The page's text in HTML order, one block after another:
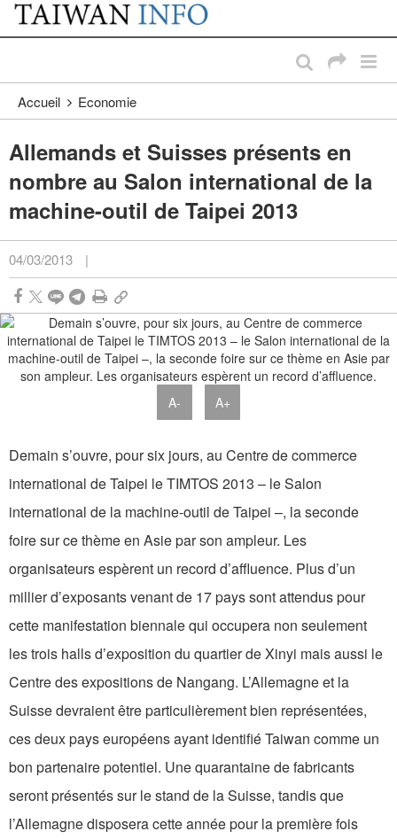
Passer au contenu principal
:::
Accueil Economie
Allemands et Suisses présents en
nombre au Salon international de la
machine-outil de Taipei 2013
04/03/2013 |
A- A+
Demain s’ouvre, pour six jours, au Centre de commerce
international de Taipei le TIMTOS 2013 – le Salon
international de la machine-outil de Taipei –, la seconde
foire sur ce thème en Asie par son ampleur. Les
organisateurs espèrent un record d’affluence. Plus d’un
millier d’exposants venant de 17 pays sont attendus pour
cette manifestation biennale qui occupera non seulement
les trois halls d’exposition du quartier de Xinyi mais aussi le
Centre des expositions de Nangang. L’Allemagne et la
Suisse devraient être particulièrement bien représentées,
ces deux pays européens ayant identifié Taiwan comme un
bon partenaire potentiel. Une quarantaine de fabricants
seront présentés sur le stand de la Suisse, tandis que
l’Allemagne disposera cette année pour la première fois